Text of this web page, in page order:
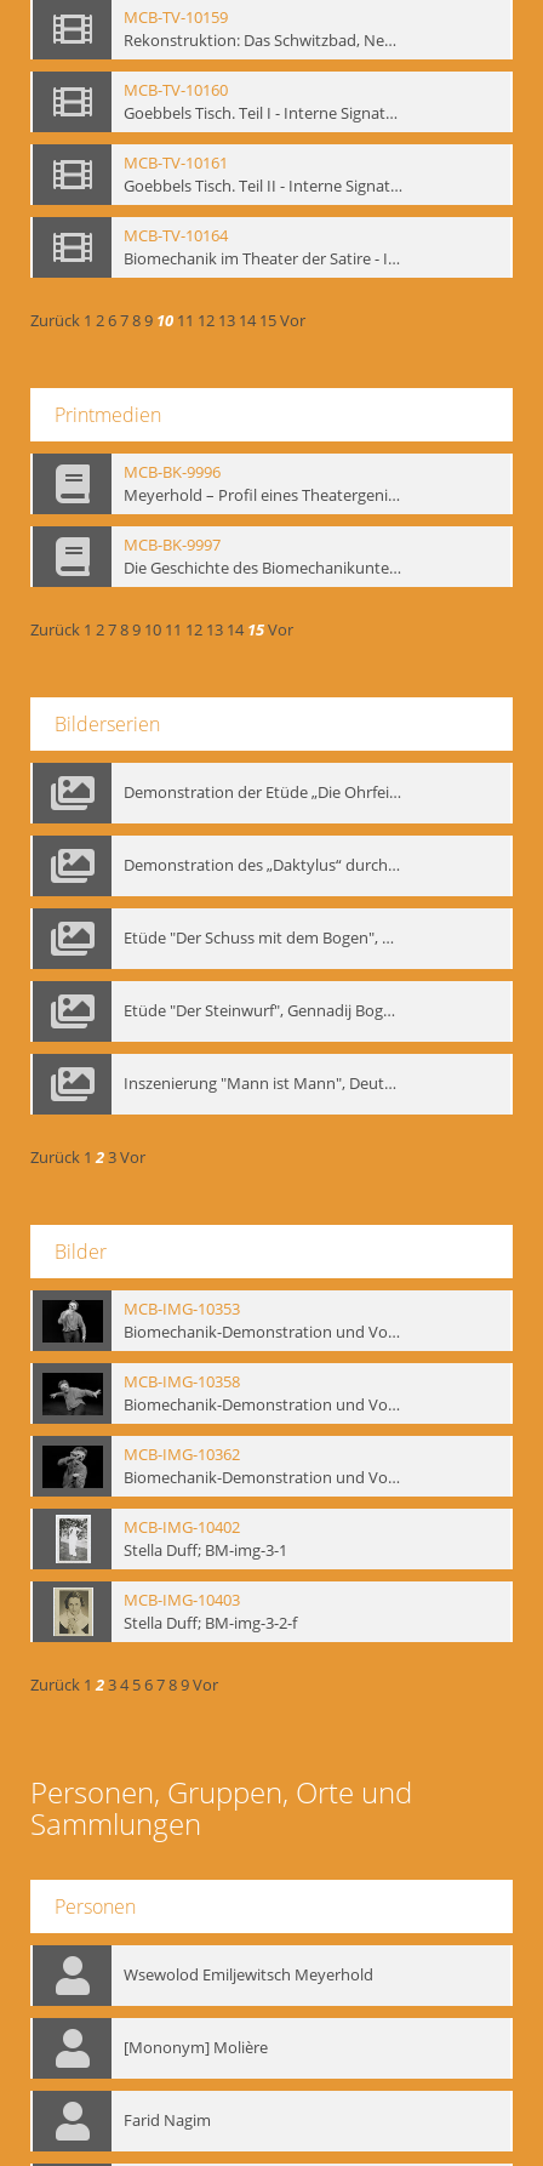
MCB-TV-10159
Rekonstruktion: Das Schwitzbad, New York 1993 - Interne Signatur: BM-vid-133
MCB-TV-10160
Goebbels Tisch. Teil I - Interne Signatur: BM-vid-134
MCB-TV-10161
Goebbels Tisch. Teil II - Interne Signatur: BM-vid-135
MCB-TV-10164
Biomechanik im Theater der Satire - Interne Signatur: BM-vid-189
Zurück 1 26789 10 11 12 13 14 15Vor
Printmedien
MCB-BK-9996
Meyerhold – Profil eines Theatergenies. Vortrag. Arbeitsdemonstration - interne Signatur: BM-prt-203
MCB-BK-9997
Die Geschichte des Biomechanikunterrichts im Theater der Satire - interne Signatur: BM-prt-204
Zurück 1 2789 10 11 12 13 14 15Vor
Bilderserien
Demonstration der Etüde „Die Ohrfeige“
Demonstration des „Daktylus“ durch Gennadij Nikolajewitsch Bogdanow, Berlin 1991
Etüde "Der Schuss mit dem Bogen", Gennadij Bogdanow
Etüde "Der Steinwurf", Gennadij Bogdanow
Inszenierung "Mann ist Mann", Deutsches Theater Berlin, 1997
Zurück 1 23Vor
Bilder
MCB-IMG-10353
Biomechanik-Demonstration und Vortrag, Berliner Ensemble, 04.10.1991
MCB-IMG-10358
Biomechanik-Demonstration und Vortrag, Berliner Ensemble, 04.10.1991
MCB-IMG-10362
Biomechanik-Demonstration und Vortrag, Berliner Ensemble, 04.10.1991
MCB-IMG-10402
Stella Duff; BM-img-3-1
MCB-IMG-10403
Stella Duff; BM-img-3-2-f
Zurück 1 234 56789Vor
Personen, Gruppen, Orte und
Sammlungen
Personen
Wsewolod Emiljewitsch Meyerhold
[Mononym] Molière
Farid Nagim